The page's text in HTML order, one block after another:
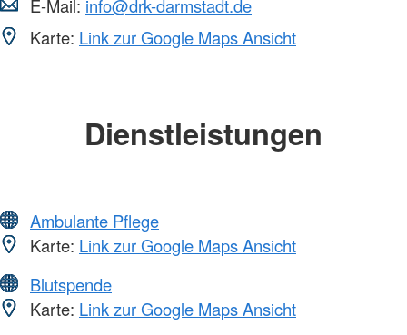
E-Mail: info@drk-darmstadt.de
Karte: Link zur Google Maps Ansicht
Dienstleistungen
Ambulante Pflege
Karte: Link zur Google Maps Ansicht
Blutspende
Karte: Link zur Google Maps Ansicht